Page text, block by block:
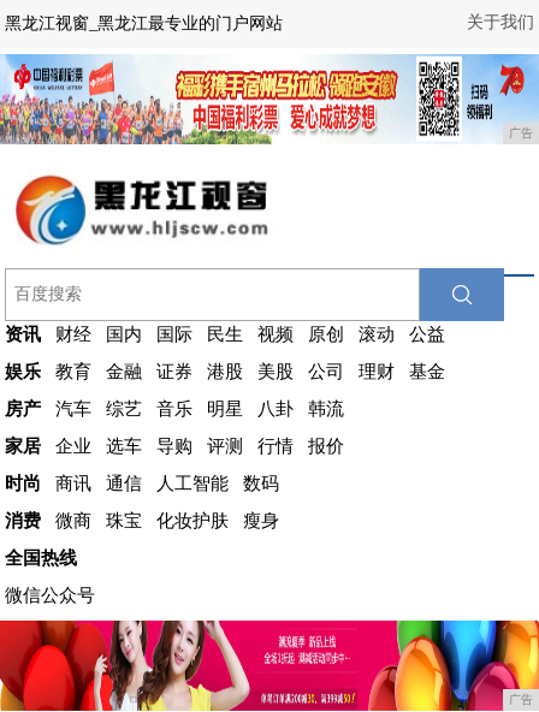
关于我们
黑龙江视窗_黑龙江最专业的门户网站
广告
资讯 财经 国内 国际 民生 视频 原创 滚动
公益
娱乐
教育 金融 证券 港股 美股 公司 理财
基金
房产
汽车 综艺 音乐 明星 八卦
韩流
家居
企业 选车 导购 评测 行情
报价
时尚
商讯 通信 人工智能
数码
消费
微商 珠宝 化妆护肤
瘦身
全国热线
微信公众号
广告